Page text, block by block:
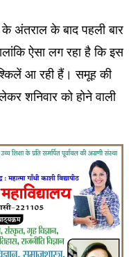
अंतराल के बाद पहली बार
ऐसा लग रहा है कि इस
आ रही हैं। समूह की
शनिवार को होने वाली